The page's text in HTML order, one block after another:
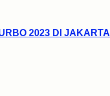
2023 DI JAKARTA